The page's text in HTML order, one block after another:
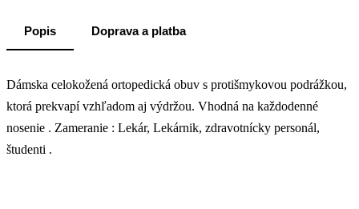
Popis Doprava a platba
Dámska celokožená ortopedická obuv s protišmykovou podrážkou,
ktorá prekvapí vzhľadom aj výdržou. Vhodná na každodenné
nosenie . Zameranie : Lekár, Lekárnik, zdravotnícky personál,
študenti .